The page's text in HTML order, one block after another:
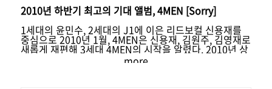
more
2010년 하반기 최고의 기대 앨범, 4MEN [Sorry]
1세대의 윤민수, 2세대의 J1에 이은 리드보컬 신용재를
중심으로 2010년 1월, 4MEN은 신용재, 김원주, 김영재로
새롭게 재편해 3세대 4MEN의 시작을 알렸다. 2010년 상
반기 최고의 히트송이라 할 수 있는 "못해"는 대한민국 많